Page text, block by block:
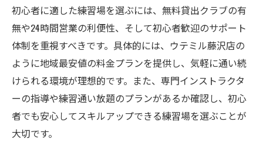
初心者に適した練習場を選ぶには、無料貸出クラブの有
無や24時間営業の利便性、そして初心者歓迎のサポート
体制を重視すべきです。具体的には、ウテミル藤沢店の
ように地域最安値の料金プランを提供し、気軽に通い続
けられる環境が理想的です。また、専門インストラクタ
ーの指導や練習通い放題のプランがあるか確認し、初心
者でも安心してスキルアップできる練習場を選ぶことが
大切です。